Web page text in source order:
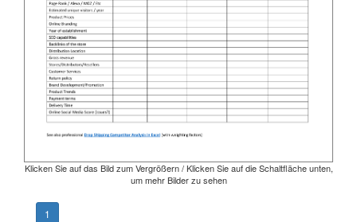
Klicken Sie auf das Bild zum Vergrößern / Klicken Sie auf die Schaltfläche unten,
um mehr Bilder zu sehen
1